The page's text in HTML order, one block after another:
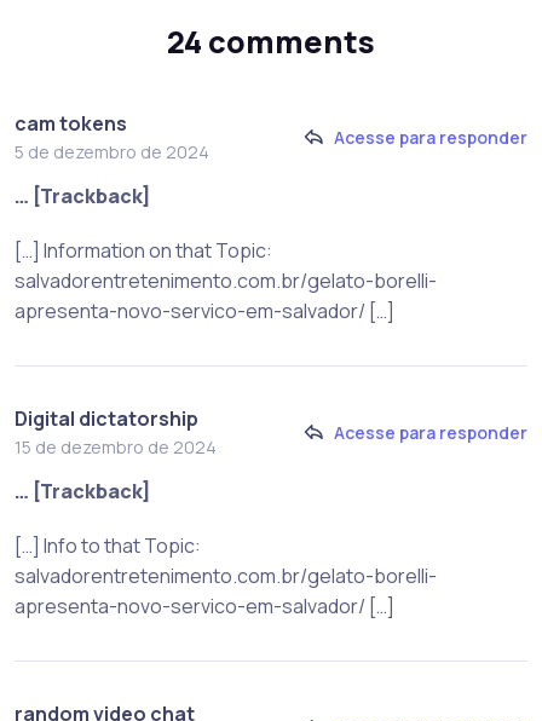
24 comments
cam tokens
5 de dezembro de 2024
Acesse para responder
… [Trackback]
[…] Information on that Topic:
salvadorentretenimento.com.br/gelato-borelli-
apresenta-novo-servico-em-salvador/ […]
Digital dictatorship
15 de dezembro de 2024
Acesse para responder
… [Trackback]
[…] Info to that Topic:
salvadorentretenimento.com.br/gelato-borelli-
apresenta-novo-servico-em-salvador/ […]
random video chat